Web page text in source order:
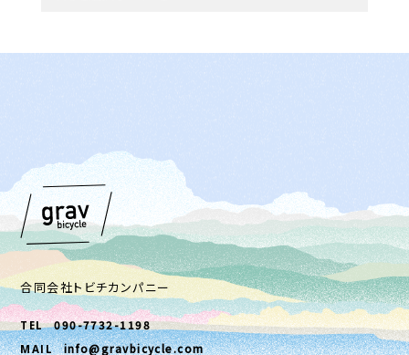
合同会社トビチカンパニー
TEL 090-7732-1198
MAIL info@gravbicycle.com